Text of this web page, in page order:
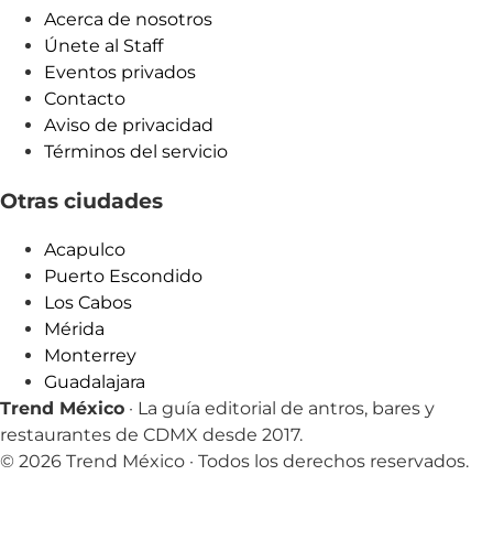
Acerca de nosotros
Únete al Staff
Eventos privados
Contacto
Aviso de privacidad
Términos del servicio
Otras ciudades
Acapulco
Puerto Escondido
Los Cabos
Mérida
Monterrey
Guadalajara
Trend México · La guía editorial de antros, bares y
restaurantes de CDMX desde 2017.
© 2026 Trend México · Todos los derechos reservados.